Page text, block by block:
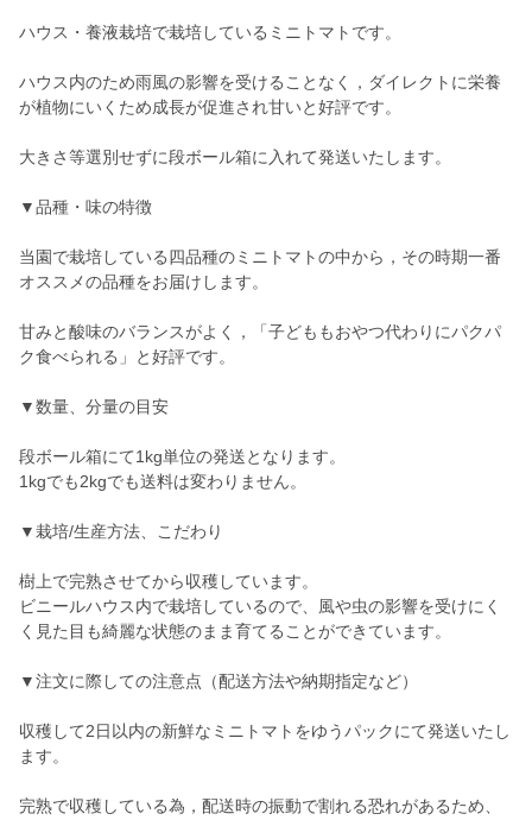
ハウス・養液栽培で栽培しているミニトマトです。
ハウス内のため雨風の影響を受けることなく，ダイレクトに栄養
が植物にいくため成長が促進され甘いと好評です。
大きさ等選別せずに段ボール箱に入れて発送いたします。
▼品種・味の特徴
当園で栽培している四品種のミニトマトの中から，その時期一番
オススメの品種をお届けします。
甘みと酸味のバランスがよく，「子どももおやつ代わりにパクパ
ク食べられる」と好評です。
▼数量、分量の目安
段ボール箱にて1kg単位の発送となります。
1kgでも2kgでも送料は変わりません。
▼栽培/生産方法、こだわり
樹上で完熟させてから収穫しています。
ビニールハウス内で栽培しているので、風や虫の影響を受けにく
く見た目も綺麗な状態のまま育てることができています。
▼注文に際しての注意点（配送方法や納期指定など）
収穫して2日以内の新鮮なミニトマトをゆうパックにて発送いたし
ます。
完熟で収穫している為，配送時の振動で割れる恐れがあるため、